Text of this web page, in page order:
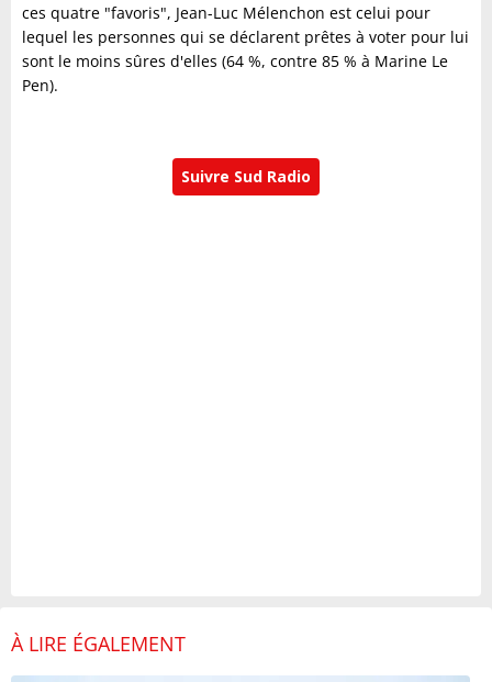
ces quatre "favoris", Jean-Luc Mélenchon est celui pour
lequel les personnes qui se déclarent prêtes à voter pour lui
sont le moins sûres d'elles (64 %, contre 85 % à Marine Le
Pen).
Suivre Sud Radio
À LIRE ÉGALEMENT